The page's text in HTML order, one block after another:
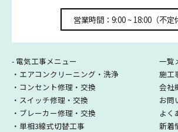
営業時間：9:00 ~ 18:00（不定
- 電気工事メニュー
・エアコンクリーニング・洗浄
・コンセント修理・交換
・スイッチ修理・交換
・ブレーカー修理・交換
・単相3線式切替工事
一覧
施工
会社
お問
よく
新着